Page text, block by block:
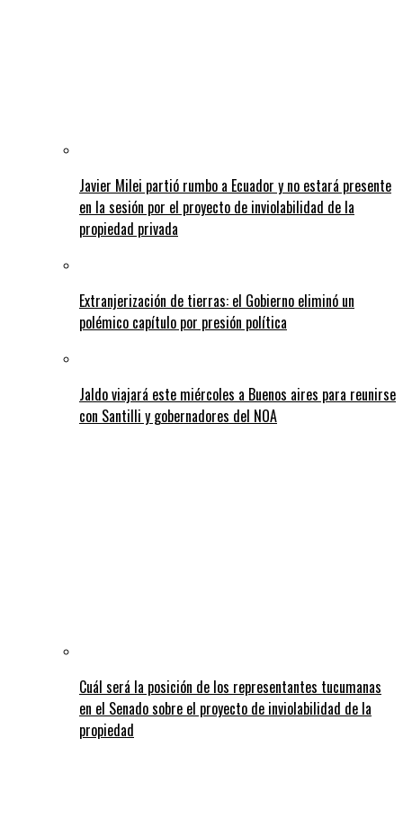
Javier Milei partió rumbo a Ecuador y no estará presente
en la sesión por el proyecto de inviolabilidad de la
propiedad privada
Extranjerización de tierras: el Gobierno eliminó un
polémico capítulo por presión política
Jaldo viajará este miércoles a Buenos aires para reunirse
con Santilli y gobernadores del NOA
Cuál será la posición de los representantes tucumanas
en el Senado sobre el proyecto de inviolabilidad de la
propiedad